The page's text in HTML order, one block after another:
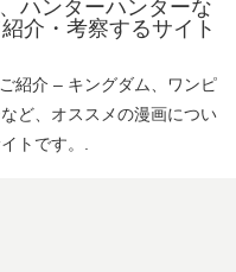
ハンターハンターな
介・考察するサイト
紹介 – キングダム、ワンピ
ど、オススメの漫画につい
トです。.